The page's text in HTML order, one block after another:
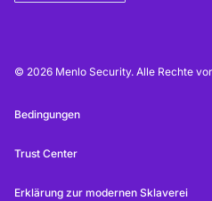
© 2026 Menlo Security. Alle Rechte
Bedingungen
Trust Center
Erklärung zur modernen Sklaverei